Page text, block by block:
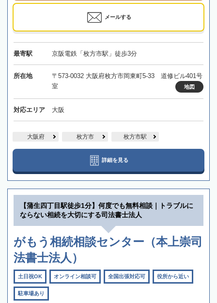
メールする
最寄駅 京阪電鉄「枚方市駅」徒歩3分
所在地
〒573-0032 大阪府枚方市岡東町5-33 道修ビル401号
室
地図
対応エリア 大阪
大阪府 枚方市 枚方市駅
詳細を見る
【蒲生四丁目駅徒歩1分】何度でも無料相談｜トラブルに
ならない相続を大切にする司法書士法人
がもう相続相談センター（本上崇司
法書士法人）
土日祝OK オンライン相談可 全国出張対応可 役所から近い
駐車場あり